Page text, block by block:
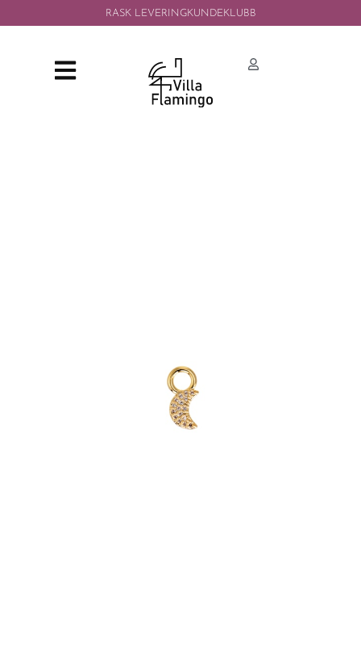
RASK LEVERINGKUNDEKLUBB